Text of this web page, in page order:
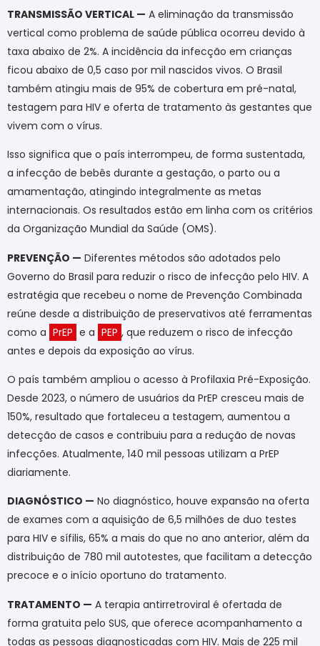
TRANSMISSÃO VERTICAL — A eliminação da transmissão
vertical como problema de saúde pública ocorreu devido à
taxa abaixo de 2%. A incidência da infecção em crianças
ficou abaixo de 0,5 caso por mil nascidos vivos. O Brasil
também atingiu mais de 95% de cobertura em pré-natal,
testagem para HIV e oferta de tratamento às gestantes que
vivem com o vírus.
Isso significa que o país interrompeu, de forma sustentada,
a infecção de bebês durante a gestação, o parto ou a
amamentação, atingindo integralmente as metas
internacionais. Os resultados estão em linha com os critérios
da Organização Mundial da Saúde (OMS).
PREVENÇÃO — Diferentes métodos são adotados pelo
Governo do Brasil para reduzir o risco de infecção pelo HIV. A
estratégia que recebeu o nome de Prevenção Combinada
reúne desde a distribuição de preservativos até ferramentas
como a PrEP e a PEP , que reduzem o risco de infecção
antes e depois da exposição ao vírus.
O país também ampliou o acesso à Profilaxia Pré-Exposição.
Desde 2023, o número de usuários da PrEP cresceu mais de
150%, resultado que fortaleceu a testagem, aumentou a
detecção de casos e contribuiu para a redução de novas
infecções. Atualmente, 140 mil pessoas utilizam a PrEP
diariamente.
DIAGNÓSTICO — No diagnóstico, houve expansão na oferta
de exames com a aquisição de 6,5 milhões de duo testes
para HIV e sífilis, 65% a mais do que no ano anterior, além da
distribuição de 780 mil autotestes, que facilitam a detecção
precoce e o início oportuno do tratamento.
TRATAMENTO — A terapia antirretroviral é ofertada de
forma gratuita pelo SUS, que oferece acompanhamento a
todas as pessoas diagnosticadas com HIV. Mais de 225 mil